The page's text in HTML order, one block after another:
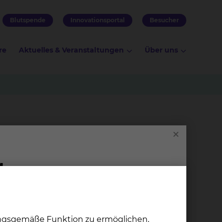
Blutspende Innovationsportal Besucher
Aktuelles & Veranstaltungen Über uns
Funktion zu ermöglichen,